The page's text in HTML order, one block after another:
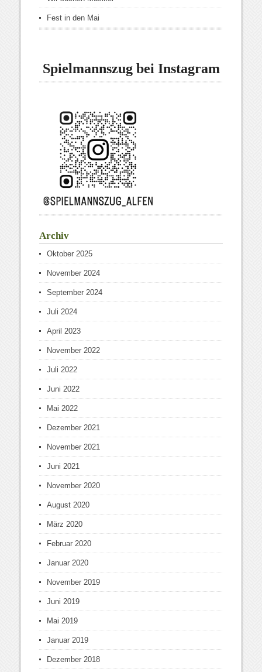
Fest in den Mai
Spielmannszug bei Instagram
Archiv
Oktober 2025
November 2024
September 2024
Juli 2024
April 2023
November 2022
Juli 2022
Juni 2022
Mai 2022
Dezember 2021
November 2021
Juni 2021
November 2020
August 2020
März 2020
Februar 2020
Januar 2020
November 2019
Juni 2019
Mai 2019
Januar 2019
Dezember 2018